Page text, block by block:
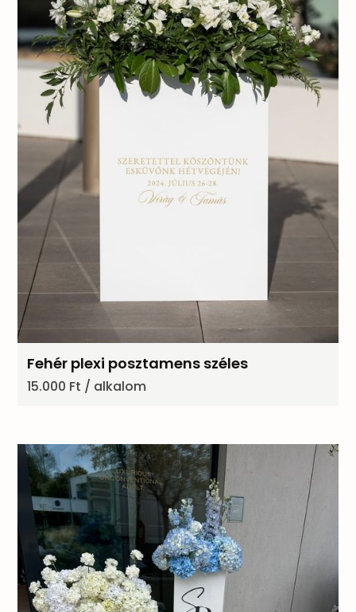
Fehér plexi posztamens széles
15.000 Ft / alkalom